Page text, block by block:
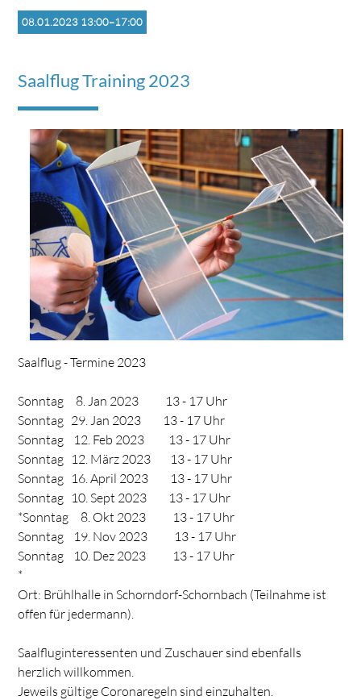
08.01.2023 13:00–17:00
Saalflug Training 2023
Saalflug - Termine 2023
Sonntag 8. Jan 2023 13 - 17 Uhr
Sonntag 29. Jan 2023 13 - 17 Uhr
Sonntag 12. Feb 2023 13 - 17 Uhr
Sonntag 12. März 2023 13 - 17 Uhr
Sonntag 16. April 2023 13 - 17 Uhr
Sonntag 10. Sept 2023 13 - 17 Uhr
*Sonntag 8. Okt 2023 13 - 17 Uhr
Sonntag 19. Nov 2023 13 - 17 Uhr
Sonntag 10. Dez 2023 13 - 17 Uhr
*
Ort: Brühlhalle in Schorndorf-Schornbach (Teilnahme ist
offen für jedermann).
Saalfluginteressenten und Zuschauer sind ebenfalls
herzlich willkommen.
Jeweils gültige Coronaregeln sind einzuhalten.